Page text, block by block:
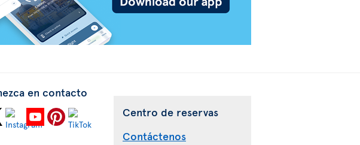
en contacto
Centro de reservas
Contáctenos